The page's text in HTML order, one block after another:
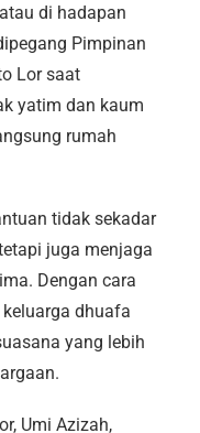
di hadapan
Pimpinan
Lor saat
yatim dan kaum
rumah
tidak sekadar
juga menjaga
Dengan cara
dhuafa
yang lebih
Umi Azizah,